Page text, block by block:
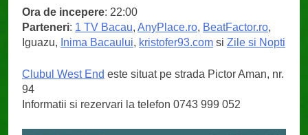
Ora de incepere: 22:00
Parteneri: 1 TV Bacau, AnyPlace.ro, BeatFactor.ro,
Iguazu, Inima Bacaului, kristofer93.com si Zile si Nopti
Clubul West End este situat pe strada Pictor Aman, nr.
94
Informatii si rezervari la telefon 0743 999 052